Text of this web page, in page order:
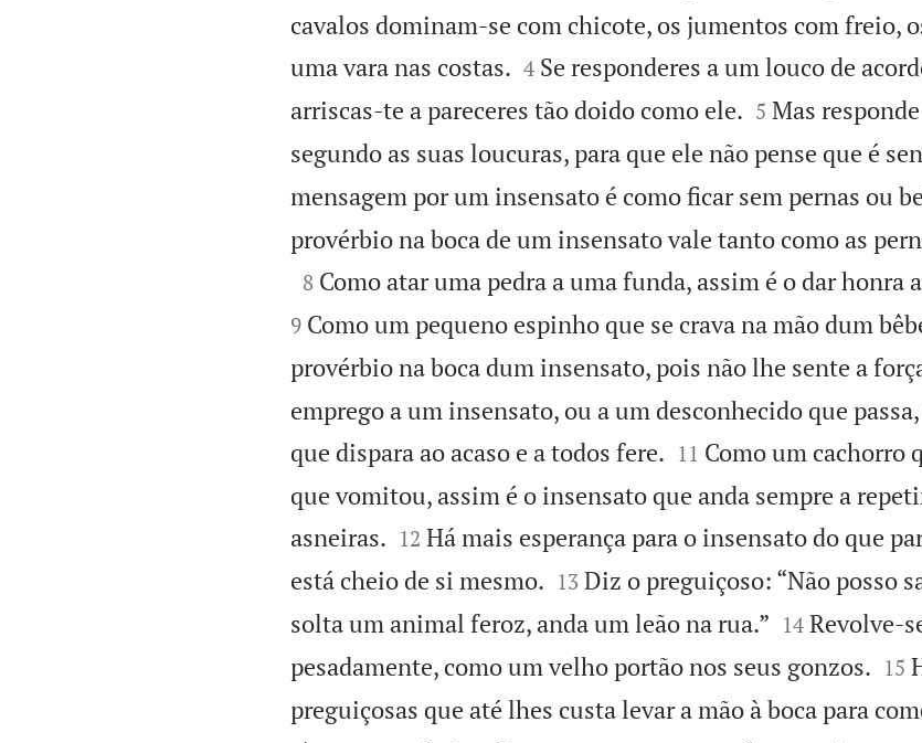
cavalos dominam-se com chicote, os jumentos com freio,
uma vara nas costas.
4 Se responderes a um louco de
arriscas-te a pareceres tão doido como ele.
5 Mas
segundo as suas loucuras, para que ele não pense que é
mensagem por um insensato é como ficar sem pernas ou
provérbio na boca de um insensato vale tanto como as

8 Como atar uma pedra a uma funda, assim é o dar honra
9 Como um pequeno espinho que se crava na mão dum
provérbio na boca dum insensato, pois não lhe sente a
emprego a um insensato, ou a um desconhecido que
que dispara ao acaso e a todos fere.
11 Como um cachorro
que vomitou, assim é o insensato que anda sempre a
asneiras.
12 Há mais esperança para o insensato do que
está cheio de si mesmo.
13 Diz o preguiçoso: “Não posso
solta um animal feroz, anda um leão na rua.”
14 Revolve-
pesadamente, como um velho portão nos seus gonzos.
15
preguiçosas que até lhes custa levar a mão à boca para